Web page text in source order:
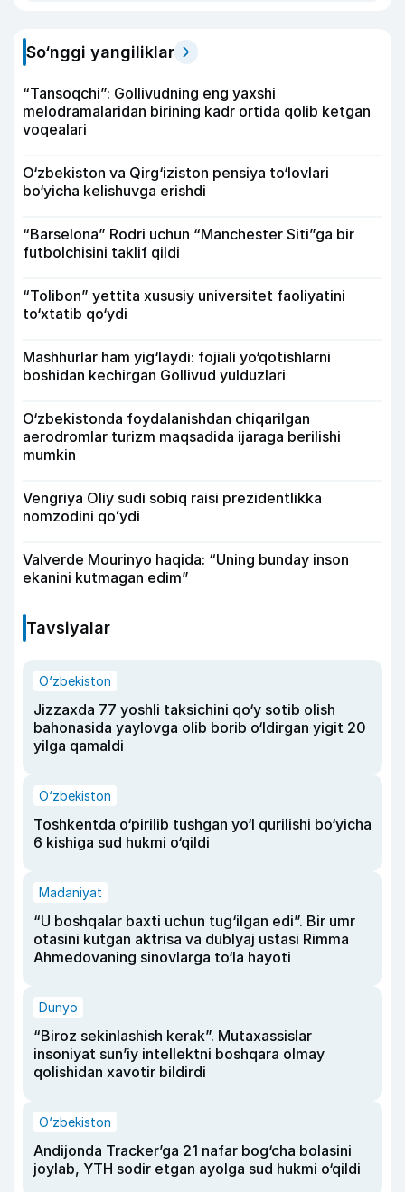
So‘nggi yangiliklar
“Tansoqchi”: Gollivudning eng yaxshi
melodramalaridan birining kadr ortida qolib ketgan
voqealari
O‘zbekiston va Qirg‘iziston pensiya to‘lovlari
bo‘yicha kelishuvga erishdi
“Barselona” Rodri uchun “Manchester Siti”ga bir
futbolchisini taklif qildi
“Tolibon” yettita xususiy universitet faoliyatini
to‘xtatib qo‘ydi
Mashhurlar ham yig‘laydi: fojiali yo‘qotishlarni
boshidan kechirgan Gollivud yulduzlari
O‘zbekistonda foydalanishdan chiqarilgan
aerodromlar turizm maqsadida ijaraga berilishi
mumkin
Vengriya Oliy sudi sobiq raisi prezidentlikka
nomzodini qoʻydi
Valverde Mourinyo haqida: “Uning bunday inson
ekanini kutmagan edim”
Tavsiyalar
O‘zbekiston
Jizzaxda 77 yoshli taksichini qo‘y sotib olish
bahonasida yaylovga olib borib o‘ldirgan yigit 20
yilga qamaldi
O‘zbekiston
Toshkentda o‘pirilib tushgan yo‘l qurilishi bo‘yicha
6 kishiga sud hukmi o‘qildi
Madaniyat
“U boshqalar baxti uchun tug‘ilgan edi”. Bir umr
otasini kutgan aktrisa va dublyaj ustasi Rimma
Ahmedovaning sinovlarga to‘la hayoti
Dunyo
“Biroz sekinlashish kerak”. Mutaxassislar
insoniyat sun’iy intellektni boshqara olmay
qolishidan xavotir bildirdi
O‘zbekiston
Andijonda Tracker’ga 21 nafar bog‘cha bolasini
joylab, YTH sodir etgan ayolga sud hukmi o‘qildi